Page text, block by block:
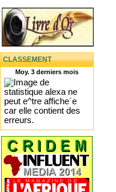
CLASSEMENT
Moy. 3 derniers mois